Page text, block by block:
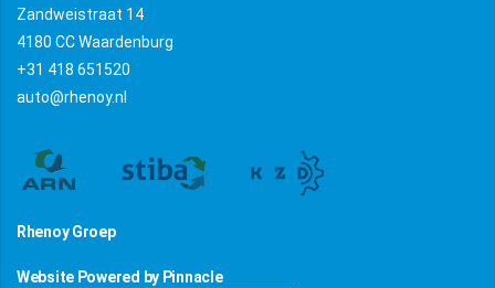
Zandweistraat 14
4180 CC Waardenburg
+31 418 651520
auto@rhenoy.nl
Rhenoy Groep
Website Powered by Pinnacle